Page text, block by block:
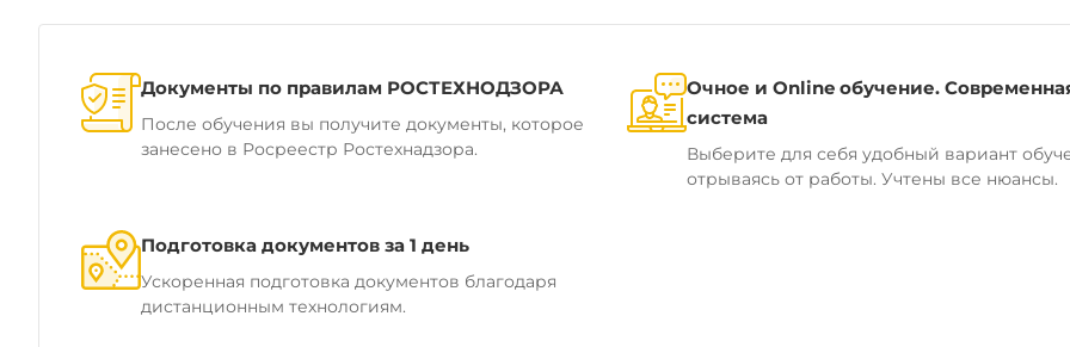
Документы по правилам РОСТЕХНОДЗОРА
После обучения вы получите документы, которое
занесено в Росреестр Ростехнадзора.
Очное и Online обучение.
система
Выберите для себя удобный вариант
отрываясь от работы. Учтены все нюансы.
Подготовка документов за 1 день
Ускоренная подготовка документов благодаря
дистанционным технологиям.